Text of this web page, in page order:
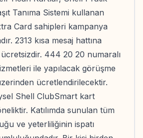
Tanıma Sistemi kullanan
Card sahipleri kampanya
2313 kısa mesaj hattına
444 20 20 numaralı
ile yapılacak görüşme
ücretlendirilecektir.
Shell ClubSmart kart
Katılımda sunulan tüm
ve yeterliliğinin ispatı